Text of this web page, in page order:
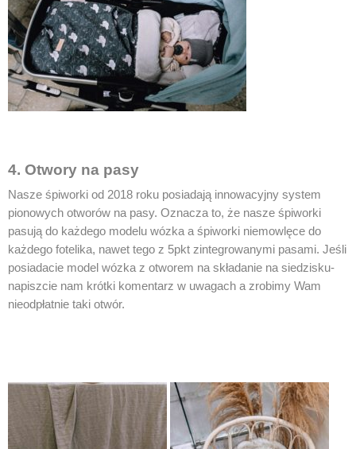
4. Otwory na pasy
Nasze śpiworki od 2018 roku posiadają innowacyjny system
pionowych otworów na pasy. Oznacza to, że nasze śpiworki
pasują do każdego modelu wózka a śpiworki niemowlęce do
każdego fotelika, nawet tego z 5pkt zintegrowanymi pasami. Jeśli
posiadacie model wózka z otworem na składanie na siedzisku-
napiszcie nam krótki komentarz w uwagach a zrobimy Wam
nieodpłatnie taki otwór.